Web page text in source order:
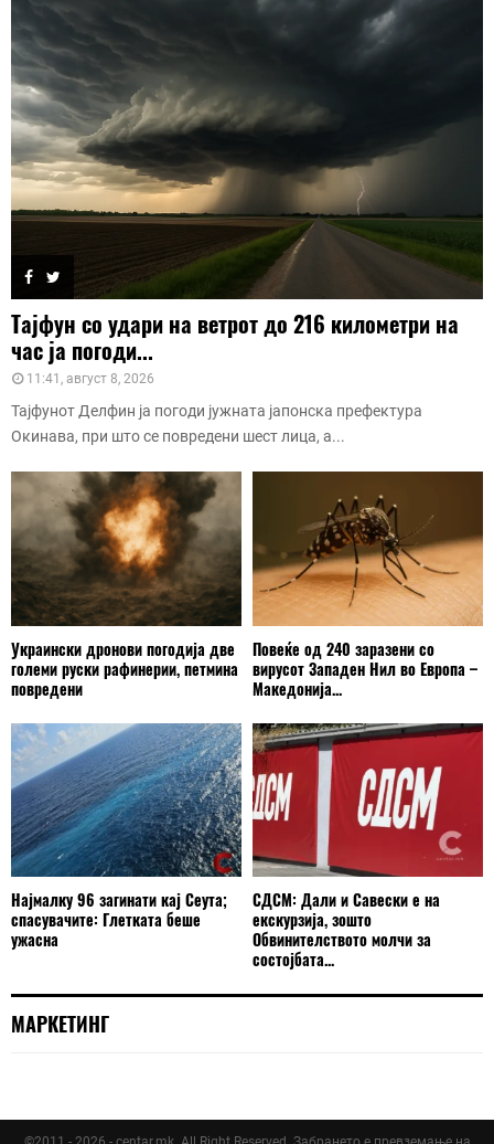
Тајфун со удари на ветрот до 216 километри на
час ја погоди...
11:41, август 8, 2026
Тајфунот Делфин ја погоди јужната јапонска префектура
Окинава, при што се повредени шест лица, а...
Украински дронови погодија две
големи руски рафинерии, петмина
повредени
Повеќе од 240 заразени со
вирусот Западен Нил во Европа –
Македонија...
Најмалку 96 загинати кај Сеута;
спасувачите: Глетката беше
ужасна
СДСМ: Дали и Савески е на
екскурзија, зошто
Обвинителството молчи за
состојбата...
МАРКЕТИНГ